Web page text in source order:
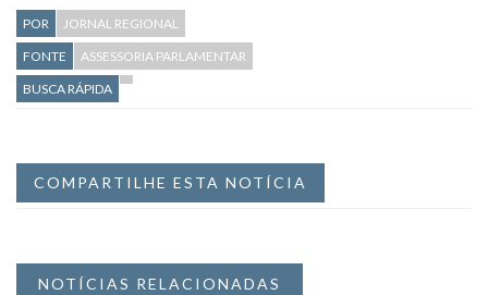
POR
JORNAL REGIONAL
FONTE
ASSESSORIA PARLAMENTAR
BUSCA RÁPIDA
COMPARTILHE ESTA NOTÍCIA
NOTÍCIAS RELACIONADAS